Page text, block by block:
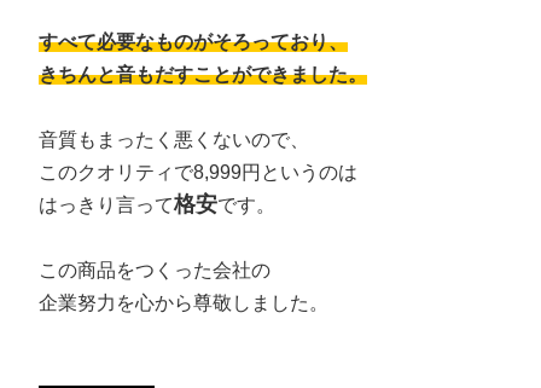
すべて必要なものがそろっており、
きちんと音もだすことができました。
音質もまったく悪くないので、
このクオリティで8,999円というのは
はっきり言って格安です。
この商品をつくった会社の
企業努力を心から尊敬しました。